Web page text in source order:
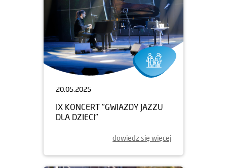
20.05.2025
IX KONCERT "GWIAZDY JAZZU
DLA DZIECI"
dowiedz się więcej